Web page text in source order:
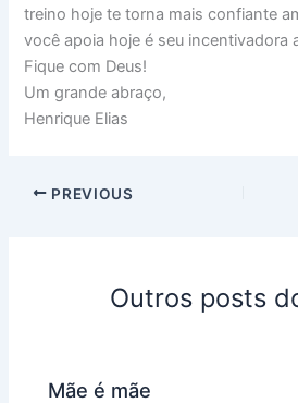
treino hoje te torna mais confiante
você apoia hoje é seu incentivadora
Fique com Deus!
Um grande abraço,
Henrique Elias
PREVIOUS
Outros posts
Mãe é mãe